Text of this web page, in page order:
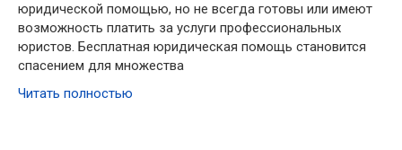
юридической помощью, но не всегда готовы или имеют
возможность платить за услуги профессиональных
юристов. Бесплатная юридическая помощь становится
спасением для множества
Читать полностью